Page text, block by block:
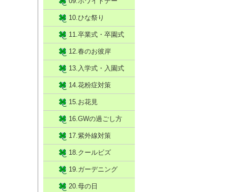
10.ひな祭り
11.卒業式・卒園式
12.春のお彼岸
13.入学式・入園式
14.花粉症対策
15.お花見
16.GWの過ごし方
17.紫外線対策
18.クールビズ
19.ガーデニング
20.母の日